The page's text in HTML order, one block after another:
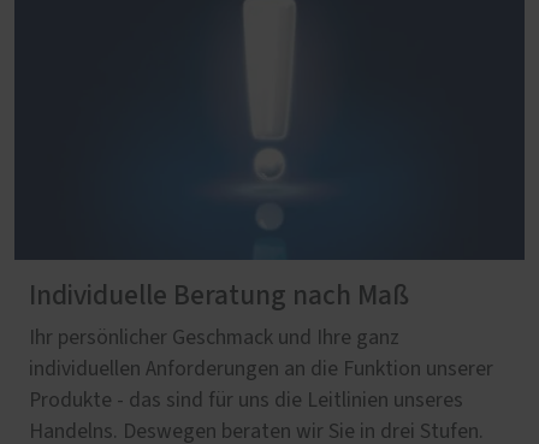
Individuelle Beratung nach Maß
Ihr persönlicher Geschmack und Ihre ganz
individuellen Anforderungen an die Funktion unserer
Produkte - das sind für uns die Leitlinien unseres
Handelns. Deswegen beraten wir Sie in drei Stufen.